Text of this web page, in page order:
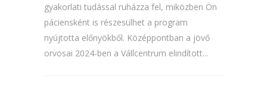
gyakorlati tudással ruházza fel, miközben Ön
páciensként is részesülhet a program
nyújtotta előnyökből. Középpontban a jövő
orvosai 2024-ben a Vállcentrum elindított...